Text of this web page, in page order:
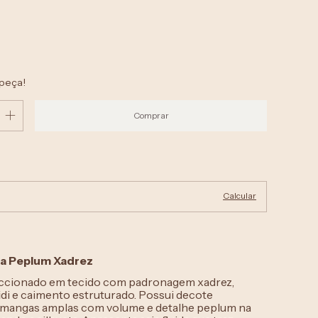
Calcular
Peplum Xadrez
em tecido com padronagem xadrez,
e caimento estruturado. Possui decote
amplas com volume e detalhe peplum na